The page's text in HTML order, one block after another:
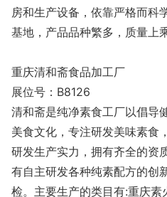
房和生产设备，依靠严格而科
基地，产品品种繁多，质量上
重庆清和斋食品加工厂
展位号：B8126
清和斋是纯净素食工厂以倡导
美食文化，专注研发美味素食
研发生产实力，拥有齐全的资
有自主研发各种纯素配方的创
检。主要生产的类目有:重庆